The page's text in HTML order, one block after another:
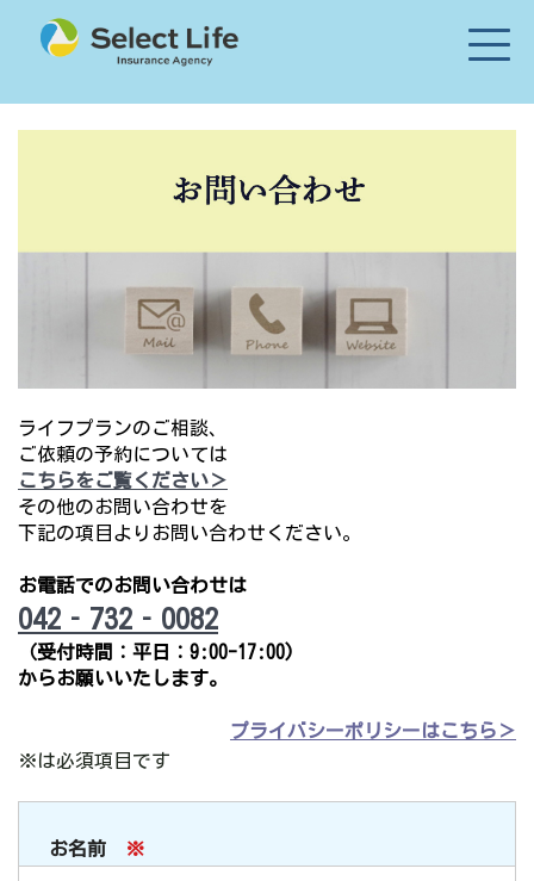
ライフプランのご相談、
ご依頼の予約については
こちらをご覧ください＞
その他のお問い合わせを
下記の項目よりお問い合わせください。
お電話でのお問い合わせは
042‐732‐0082
（受付時間：平日：9:00-17:00)
からお願いいたします。
プライバシーポリシーはこちら＞
※は必須項目です
お名前 ※